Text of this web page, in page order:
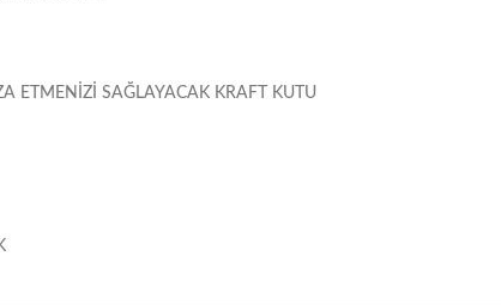
ETMENIZI SAĞLAYACAK KRAFT KUTU